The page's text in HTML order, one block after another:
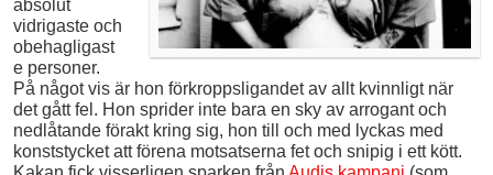
absolut
vidrigaste och
obehagligast
e personer.
På något vis är hon förkroppsligandet av allt kvinnligt när
det gått fel. Hon sprider inte bara en sky av arrogant och
nedlåtande förakt kring sig, hon till och med lyckas med
konststycket att förena motsatserna fet och snipig i ett kött.